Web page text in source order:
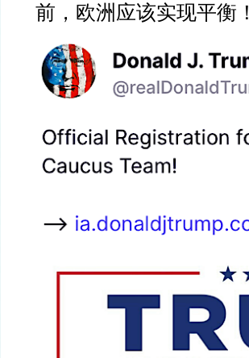
前，欧洲应该实现平衡！